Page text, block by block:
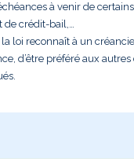
à venir de
de crédit-bail,…
loi reconnaît à un
d’être préféré aux